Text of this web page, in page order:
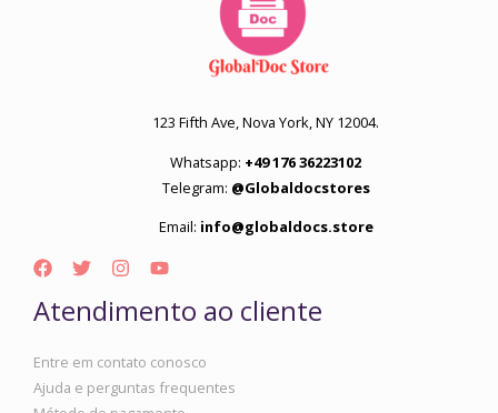
123 Fifth Ave, Nova York, NY 12004.
Whatsapp: +49 176 36223102
Telegram: @Globaldocstores
Email: info@globaldocs.store
Atendimento ao cliente
Entre em contato conosco
Ajuda e perguntas frequentes